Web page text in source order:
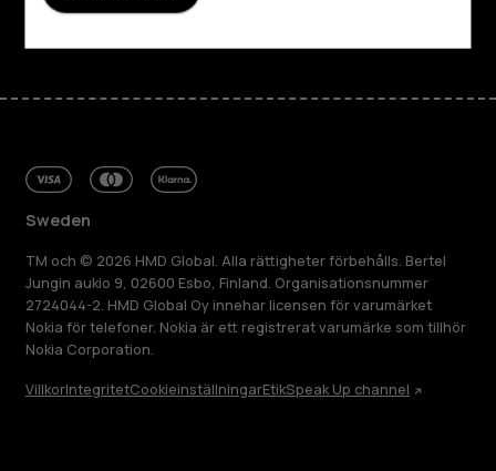
FacebookInstagram
TiktokYoutube
Sweden
TM och © 2026 HMD Global. Alla rättigheter förbehålls. Bertel
Jungin aukio 9, 02600 Esbo, Finland. Organisationsnummer
2724044-2. HMD Global Oy innehar licensen för varumärket
Nokia för telefoner. Nokia är ett registrerat varumärke som tillhör
Nokia Corporation.
VillkorIntegritetCookieinställningarEtikSpeak Up channel